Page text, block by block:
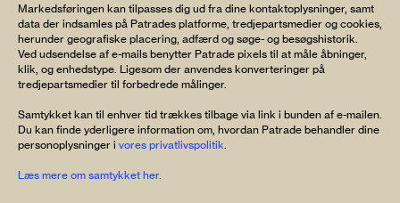
Markedsføringen kan tilpasses dig ud fra dine kontaktoplysninger, samt
data der indsamles på Patrades platforme, tredjepartsmedier og cookies,
herunder geografiske placering, adfærd og søge- og besøgshistorik.
Ved udsendelse af e-mails benytter Patrade pixels til at måle åbninger,
klik, og enhedstype. Ligesom der anvendes konverteringer på
tredjepartsmedier til forbedrede målinger.
Samtykket kan til enhver tid trækkes tilbage via link i bunden af e-mailen.
Du kan finde yderligere information om, hvordan Patrade behandler dine
personoplysninger i vores privatlivspolitik
Læs mere om samtykket her.